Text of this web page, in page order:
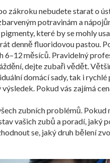
zákroku nebudete starat o
potravinám a
které by se mohly
denně fluoridovou pastou.
6–12 měsíců. Pravidelný
dejte zubaři vědět.
domácí sady, tak i
Pokud vás zajímá
zubních problémů.
vašich zubů a poradí, jaký
se, jaký druh bělení